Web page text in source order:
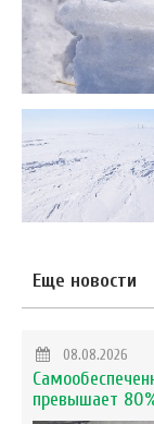
Еще новости
08.08.2026
превышает